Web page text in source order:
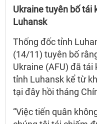
Ukraine tuyên bố tái
Luhansk
Thống đốc tỉnh
(14/11) tuyên bố
Ukraine (AFU) đã
tỉnh Luhansk kể từ
tại đây hồi tháng
“Việc tiến quân